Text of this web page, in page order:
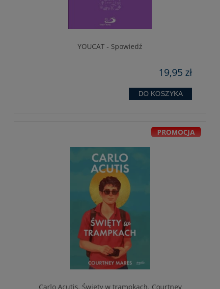
YOUCAT - Spowiedź
19,95 zł
DO KOSZYKA
Carlo Acutis. Święty w trampkach. Courtney
PROMOCJA